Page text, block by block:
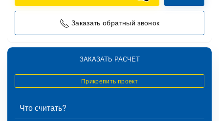
Заказать обратный звонок
ЗАКАЗАТЬ РАСЧЕТ
Прикрепить проект